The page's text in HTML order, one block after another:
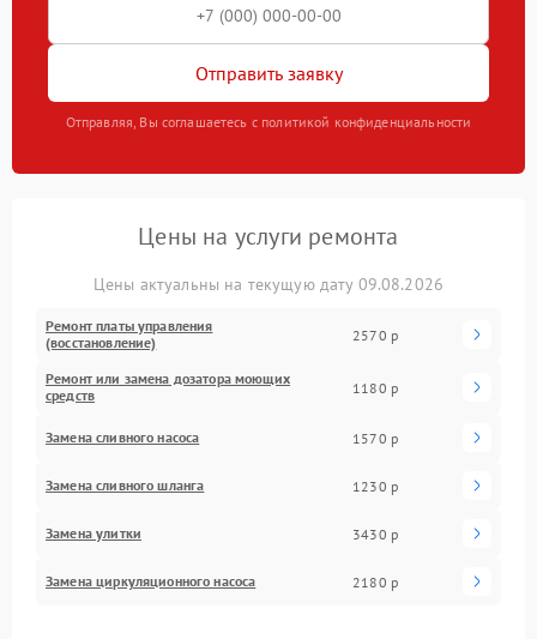
Отправить заявку
Отправляя, Вы соглашаетесь с политикой конфиденциальности
Цены на услуги ремонта
Цены актуальны на текущую дату 09.08.2026
Ремонт платы управления
(восстановление)
2570 р
Ремонт или замена дозатора моющих
средств
1180 р
Замена сливного насоса 1570 р
Замена сливного шланга 1230 р
Замена улитки 3430 р
Замена циркуляционного насоса 2180 р